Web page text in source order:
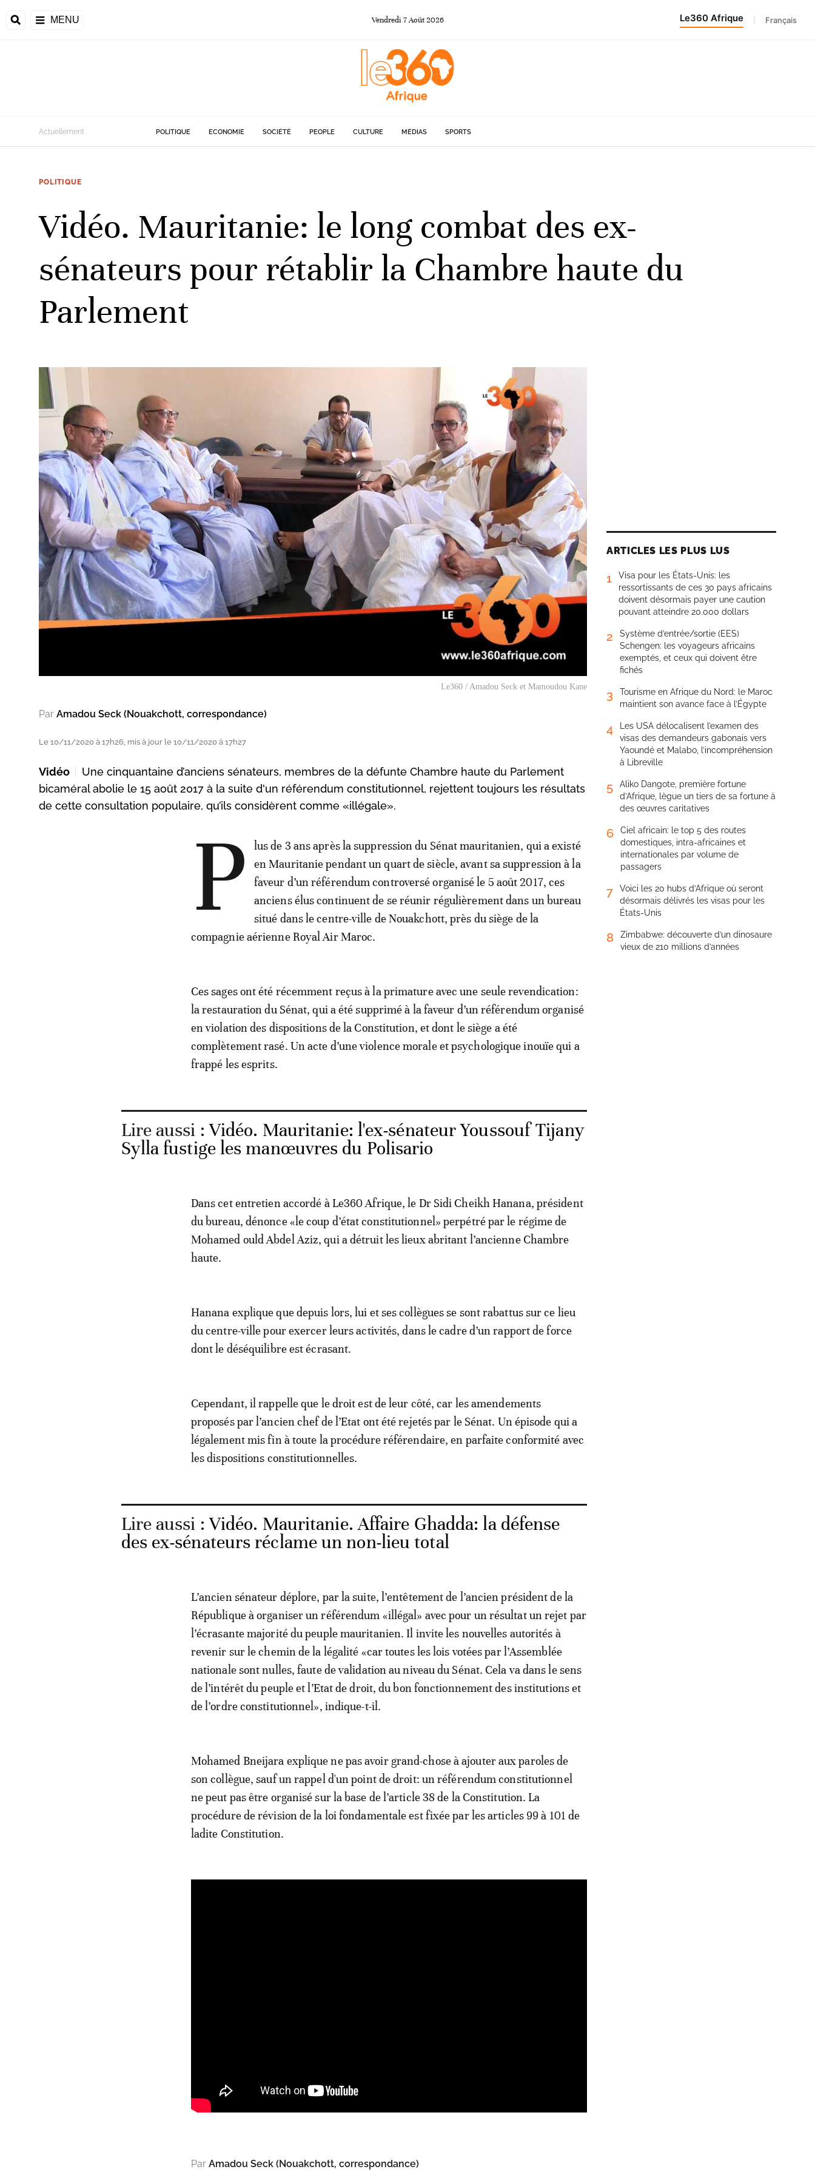
MENU Vendredi 7Août 2026 Le360 Afrique Français
Actuellement POLITIQUE ECONOMIE SOCIÉTÉ PEOPLE CULTURE MÉDIAS SPORTS
POLITIQUE
Vidéo. Mauritanie: le long combat des ex-
sénateurs pour rétablir la Chambre haute du
Parlement
Le360 / Amadou Seck et Mamoudou Kane
Par Amadou Seck (Nouakchott, correspondance)
Le 10/11/2020 à 17h26, mis à jour le 10/11/2020 à 17h27
Vidéo
Une cinquantaine d’anciens sénateurs, membres de la défunte Chambre haute du Parlement
bicaméral abolie le 15 août 2017 à la suite d'un référendum constitutionnel, rejettent toujours les résultats
de cette consultation populaire, qu’ils considèrent comme «illégale».
P
lus de 3 ans après la suppression du Sénat mauritanien, qui a existé
en Mauritanie pendant un quart de siècle, avant sa suppression à la
faveur d’un référendum controversé organisé le 5 août 2017, ces
anciens élus continuent de se réunir régulièrement dans un bureau
situé dans le centre-ville de Nouakchott, près du siège de la
compagnie aérienne Royal Air Maroc.
Ces sages ont été récemment reçus à la primature avec une seule revendication:
la restauration du Sénat, qui a été supprimé à la faveur d’un référendum organisé
en violation des dispositions de la Constitution, et dont le siège a été
complètement rasé. Un acte d’une violence morale et psychologique inouïe qui a
frappé les esprits.
Lire aussi :Vidéo. Mauritanie: l'ex-sénateur Youssouf Tijany
Sylla fustige les manœuvres du Polisario
Dans cet entretien accordé à Le360 Afrique, le Dr Sidi Cheikh Hanana, président
du bureau, dénonce «le coup d’état constitutionnel» perpétré par le régime de
Mohamed ould Abdel Aziz, qui a détruit les lieux abritant l’ancienne Chambre
haute.
Hanana explique que depuis lors, lui et ses collègues se sont rabattus sur ce lieu
du centre-ville pour exercer leurs activités, dans le cadre d’un rapport de force
dont le déséquilibre est écrasant.
Cependant, il rappelle que le droit est de leur côté, car les amendements
proposés par l’ancien chef de l’Etat ont été rejetés par le Sénat. Un épisode qui a
légalement mis fin à toute la procédure référendaire, en parfaite conformité avec
les dispositions constitutionnelles.
Lire aussi :Vidéo. Mauritanie. Affaire Ghadda: la défense
des ex-sénateurs réclame un non-lieu total
L’ancien sénateur déplore, par la suite, l’entêtement de l’ancien président de la
République à organiser un référendum «illégal» avec pour un résultat un rejet par
l’écrasante majorité du peuple mauritanien. Il invite les nouvelles autorités à
revenir sur le chemin de la légalité «car toutes les lois votées par l’Assemblée
nationale sont nulles, faute de validation au niveau du Sénat. Cela va dans le sens
de l’intérêt du peuple et l’Etat de droit, du bon fonctionnement des institutions et
de l’ordre constitutionnel», indique-t-il.
Mohamed Bneijara explique ne pas avoir grand-chose à ajouter aux paroles de
son collègue, sauf un rappel d'un point de droit: un référendum constitutionnel
ne peut pas être organisé sur la base de l’article 38 de la Constitution. La
procédure de révision de la loi fondamentale est fixée par les articles 99 à 101 de
ladite Constitution.
Par Amadou Seck (Nouakchott, correspondance)
ARTICLES LES PLUS LUS
1
Visa pour les États-Unis: les
ressortissants de ces 30 pays africains
doivent désormais payer une caution
pouvant atteindre 20.000 dollars
2
Système d’entrée/sortie (EES)
Schengen: les voyageurs africains
exemptés, et ceux qui doivent être
fichés
3
Tourisme en Afrique du Nord: le Maroc
maintient son avance face à l’Égypte
4
Les USA délocalisent l’examen des
visas des demandeurs gabonais vers
Yaoundé et Malabo, l’incompréhension
à Libreville
5
Aliko Dangote, première fortune
d’Afrique, lègue un tiers de sa fortune à
des œuvres caritatives
6
Ciel africain: le top 5 des routes
domestiques, intra-africaines et
internationales par volume de
passagers
7
Voici les 20 hubs d’Afrique où seront
désormais délivrés les visas pour les
États-Unis
8
Zimbabwe: découverte d’un dinosaure
vieux de 210 millions d’années